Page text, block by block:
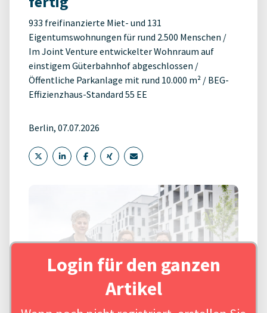
933 freifinanzierte Miet- und 131
Eigentumswohnungen für rund 2.500 Menschen /
Im Joint Venture entwickelter Wohnraum auf
einstigem Güterbahnhof abgeschlossen /
Öffentliche Parkanlage mit rund 10.000 m² / BEG-
Effizienzhaus-Standard 55 EE
Berlin, 07.07.2026
Login für den ganzen
Artikel